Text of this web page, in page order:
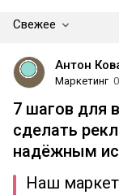
Свежее
Антон
Маркетинг
7 шагов для
сделать
надёжным
Наш